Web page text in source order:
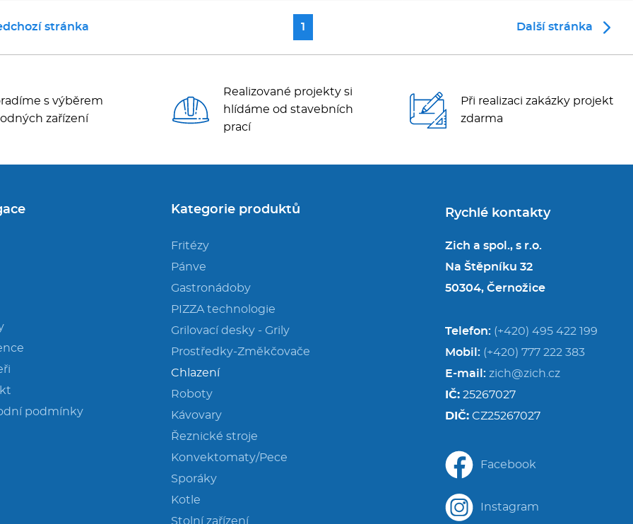
stránka 1 Další stránka
s výběrem
zařízení
Realizované projekty si
hlídáme od stavebních
prací
Při realizaci zakázky projekt
zdarma
podmínky
Kategorie produktů
Fritézy
Pánve
Gastronádoby
PIZZA technologie
Grilovací desky - Grily
Prostředky-Změkčovače
Chlazení
Roboty
Kávovary
Řeznické stroje
Konvektomaty/Pece
Sporáky
Kotle
Stolní zařízení
Rychlé kontakty
Zich a spol., s r.o.
Na Štěpníku 32
50304, Černožice
Telefon: (+420) 495 422 199
Mobil: (+420) 777 222 383
E-mail: zich@zich.cz
IČ: 25267027
DIČ: CZ25267027
Facebook
Instagram